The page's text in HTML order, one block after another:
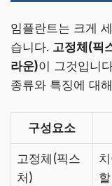
임플란트는 크게
습니다. 고정체(픽
라운)이 그것입니
종류와 특징에 대
구성요소
고정체(픽스
처)
할